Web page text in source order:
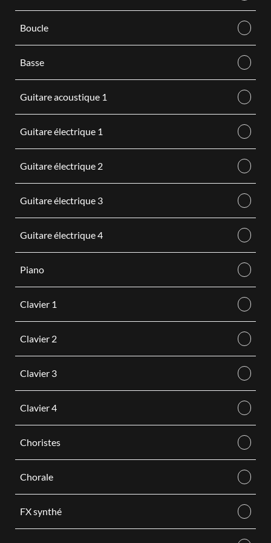
Boucle
Basse
Guitare acoustique 1
Guitare électrique 1
Guitare électrique 2
Guitare électrique 3
Guitare électrique 4
Piano
Clavier 1
Clavier 2
Clavier 3
Clavier 4
Choristes
Chorale
FX synthé